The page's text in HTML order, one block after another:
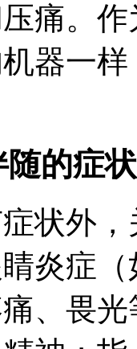
痛。
器一
随的症状
状外
炎症
、畏